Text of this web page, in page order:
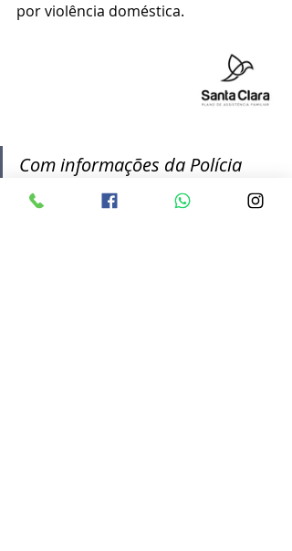
por violência doméstica.
Com informações da Polícia
Civil